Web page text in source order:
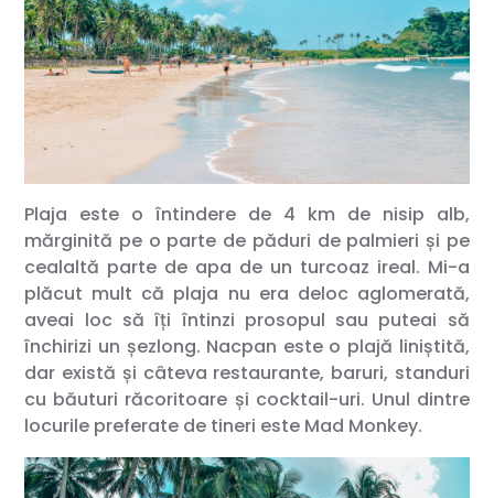
Plaja este o întindere de 4 km de nisip alb,
mărginită pe o parte de păduri de palmieri și pe
cealaltă parte de apa de un turcoaz ireal. Mi-a
plăcut mult că plaja nu era deloc aglomerată,
aveai loc să îți întinzi prosopul sau puteai să
închirizi un șezlong. Nacpan este o plajă liniștită,
dar există și câteva restaurante, baruri, standuri
cu băuturi răcoritoare și cocktail-uri. Unul dintre
locurile preferate de tineri este Mad Monkey.